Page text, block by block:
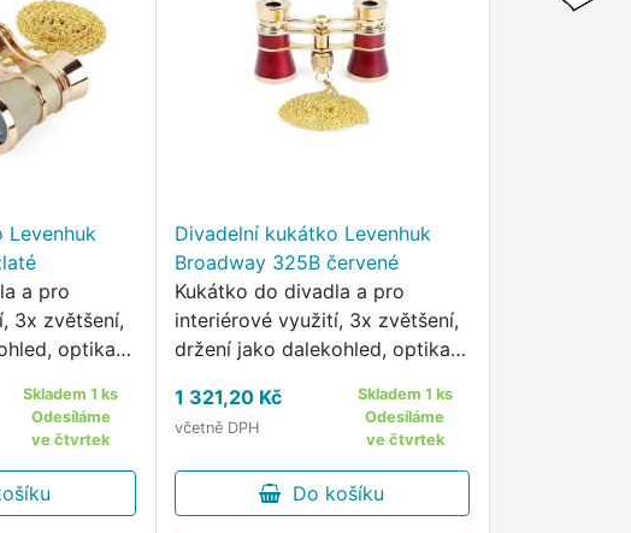
Levenhuk
a pro
3x zvětšení,
optika
Skladem 1 ks
Odesíláme
ve čtvrtek
Divadelní kukátko Levenhuk
Broadway 325B červené
Kukátko do divadla a pro
interiérové využití, 3x zvětšení,
držení jako dalekohled, optika
vrstvami, nastavitelná
mezipupilární vzdálenost,
1 321,20 Kč
včetně DPH
Skladem 1 ks
Odesíláme
ve čtvrtek
Do košíku